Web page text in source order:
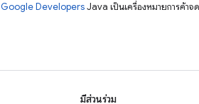
Google DevelopersJava เป็นเครื่องหมายการค้า
มีส่วนร่วม